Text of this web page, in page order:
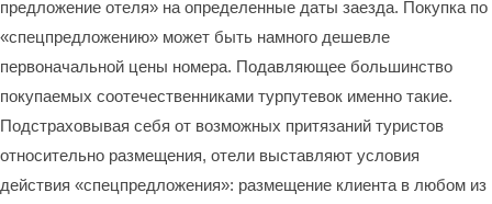
предложение отеля» на определенные даты заезда. Покупка по
«спецпредложению» может быть намного дешевле
первоначальной цены номера. Подавляющее большинство
покупаемых соотечественниками турпутевок именно такие.
Подстраховывая себя от возможных притязаний туристов
относительно размещения, отели выставляют условия
действия «спецпредложения»: размещение клиента в любом из